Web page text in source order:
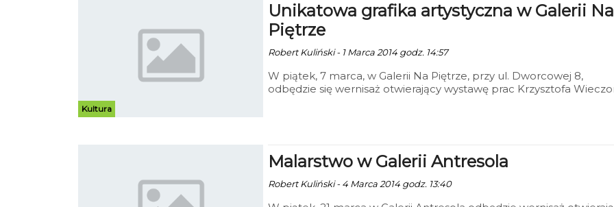
Kultura
Unikatowa grafika artystyczna w Galerii Na
Piętrze
Robert Kuliński - 1 Marca 2014 godz. 14:57
W piątek, 7 marca, w Galerii Na Piętrze, przy ul. Dworcowej 8,
Malarstwo w Galerii Antresola
Robert Kuliński - 4 Marca 2014 godz. 13:40